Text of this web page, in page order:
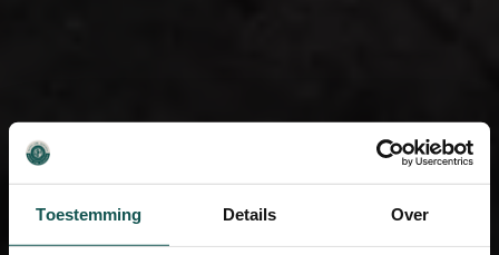
Toestemming Details Over